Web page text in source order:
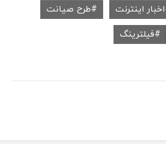
اخبار اینترنت
طرح صیانت
فیلترینگ